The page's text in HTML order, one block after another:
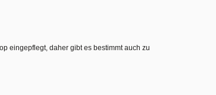
eingepflegt, daher gibt es bestimmt auch zu